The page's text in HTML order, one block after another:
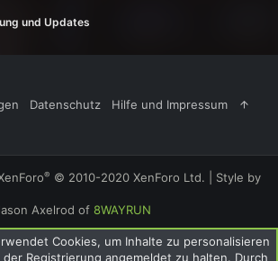
und Updates
Datenschutz Hilfe und Impressum
® © 2010-2020 XenForo Ltd.
Style by
Axelrod of 8WAYRUN
Cookies, um Inhalte zu personalisieren
der Registrierung angemeldet zu halten. Durch